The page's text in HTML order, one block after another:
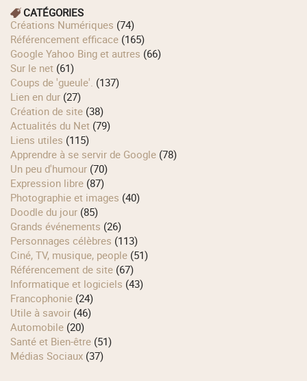
CATÉGORIES
Créations Numériques (74)
Référencement efficace (165)
Google Yahoo Bing et autres (66)
Sur le net (61)
Coups de 'gueule'. (137)
Lien en dur (27)
Création de site (38)
Actualités du Net (79)
Liens utiles (115)
Apprendre à se servir de Google (78)
Un peu d'humour (70)
Expression libre (87)
Photographie et images (40)
Doodle du jour (85)
Grands événements (26)
Personnages célèbres (113)
Ciné, TV, musique, people (51)
Référencement de site (67)
Informatique et logiciels (43)
Francophonie (24)
Utile à savoir (46)
Automobile (20)
Santé et Bien-être (51)
Médias Sociaux (37)